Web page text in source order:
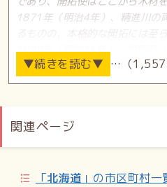
1871年（明治4年）、精進川の
1882年（明治15年）、福岡県（
津ヶ浜から21戸が北海道移住の
この地に入植することで開拓が
に入植した「開墾社」の件と合
た。1883年（明治16年）11月
戸もその分配を受け、大いに励
…（1,557
関連ページ
「北海道 」の市区町村一